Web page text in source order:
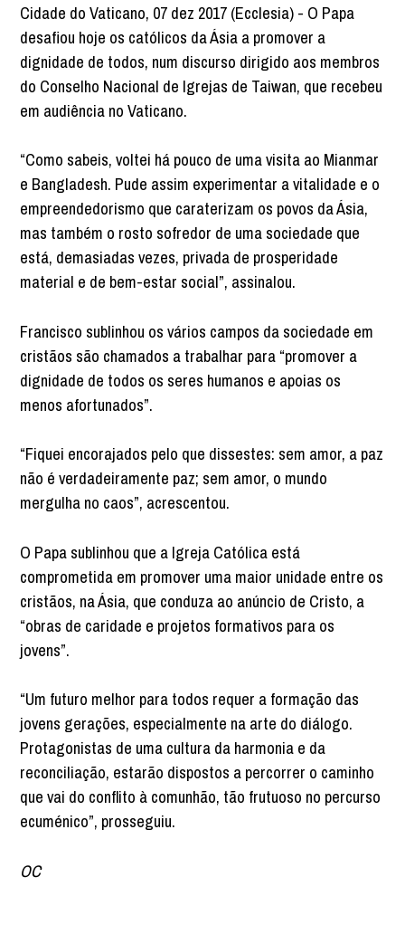
Cidade do Vaticano, 07 dez 2017 (Ecclesia) - O Papa
desafiou hoje os católicos da Ásia a promover a
dignidade de todos, num discurso dirigido aos membros
do Conselho Nacional de Igrejas de Taiwan, que recebeu
em audiência no Vaticano.
“Como sabeis, voltei há pouco de uma visita ao Mianmar
e Bangladesh. Pude assim experimentar a vitalidade e o
empreendedorismo que caraterizam os povos da Ásia,
mas também o rosto sofredor de uma sociedade que
está, demasiadas vezes, privada de prosperidade
material e de bem-estar social”, assinalou.
Francisco sublinhou os vários campos da sociedade em
cristãos são chamados a trabalhar para “promover a
dignidade de todos os seres humanos e apoias os
menos afortunados”.
“Fiquei encorajados pelo que dissestes: sem amor, a paz
não é verdadeiramente paz; sem amor, o mundo
mergulha no caos”, acrescentou.
O Papa sublinhou que a Igreja Católica está
comprometida em promover uma maior unidade entre os
cristãos, na Ásia, que conduza ao anúncio de Cristo, a
“obras de caridade e projetos formativos para os
jovens”.
“Um futuro melhor para todos requer a formação das
jovens gerações, especialmente na arte do diálogo.
Protagonistas de uma cultura da harmonia e da
reconciliação, estarão dispostos a percorrer o caminho
que vai do conflito à comunhão, tão frutuoso no percurso
ecuménico”, prosseguiu.
OC